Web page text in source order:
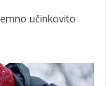
učinkovito